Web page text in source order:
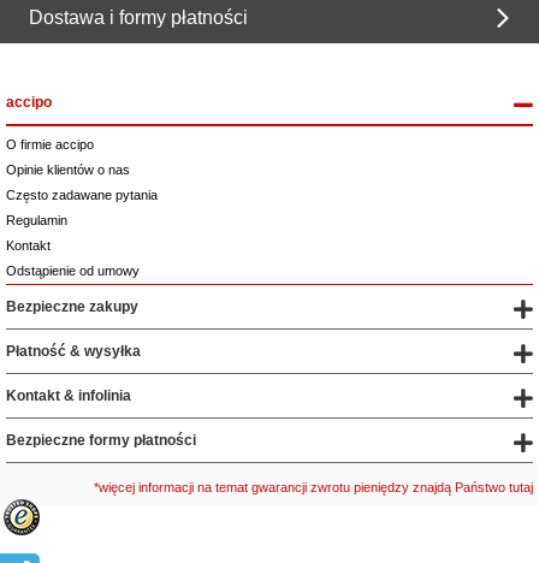
Dostawa i formy płatności
accipo
O firmie accipo
Opinie klientów o nas
Często zadawane pytania
Regulamin
Kontakt
Odstąpienie od umowy
Bezpieczne zakupy
Płatność & wysyłka
Kontakt & infolinia
Bezpieczne formy płatności
*więcej informacji na temat gwarancji zwrotu pieniędzy znajdą Państwo tutaj